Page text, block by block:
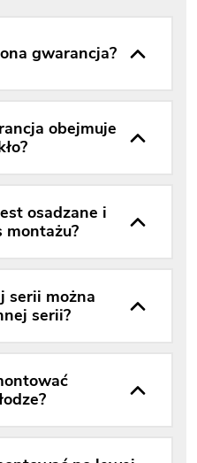
gwarancja?
obejmuje
osadzane i
montażu?
serii można
serii?